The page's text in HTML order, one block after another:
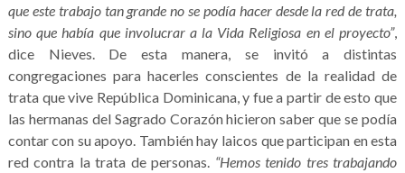
que este trabajo tan grande no se podía hacer desde la red de trata,
sino que había que involucrar a la Vida Religiosa en el proyecto”,
dice Nieves. De esta manera, se invitó a distintas
congregaciones para hacerles conscientes de la realidad de
trata que vive República Dominicana, y fue a partir de esto que
las hermanas del Sagrado Corazón hicieron saber que se podía
contar con su apoyo. También hay laicos que participan en esta
red contra la trata de personas. “Hemos tenido tres trabajando